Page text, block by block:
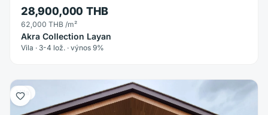
28,900,000 THB
62,000 THB /m²
Akra Collection Layan
Vila · 3-4 lož. · výnos 9%
Vila